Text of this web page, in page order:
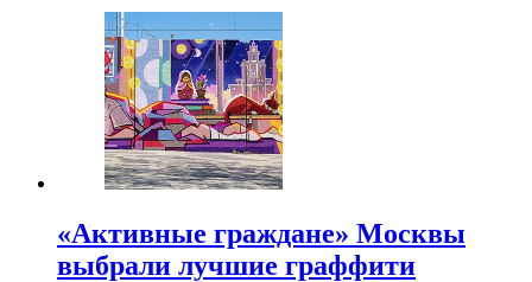
«Активные граждане» Москвы
выбрали лучшие граффити